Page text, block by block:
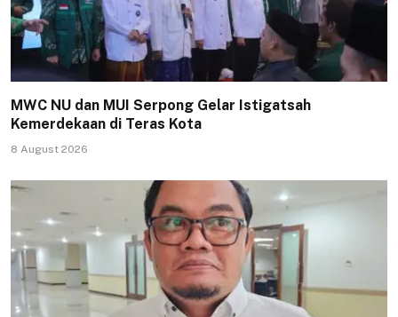
MWC NU dan MUI Serpong Gelar Istigatsah
Kemerdekaan di Teras Kota
8 August 2026